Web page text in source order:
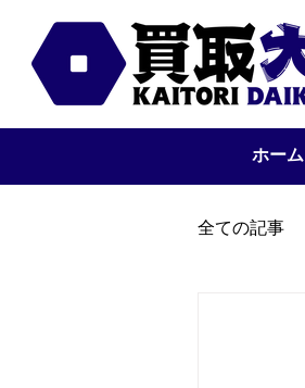
ホーム
全ての記事